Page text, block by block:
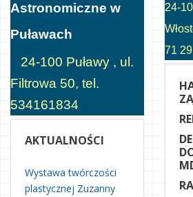
Astronomiczne w
Puławach
24-100 Puławy , ul.
Filtrowa 50, tel.
534161834
AKTUALNOŚCI
Wystawa twórczości
plastycznej Zuzanny
24-
71 29